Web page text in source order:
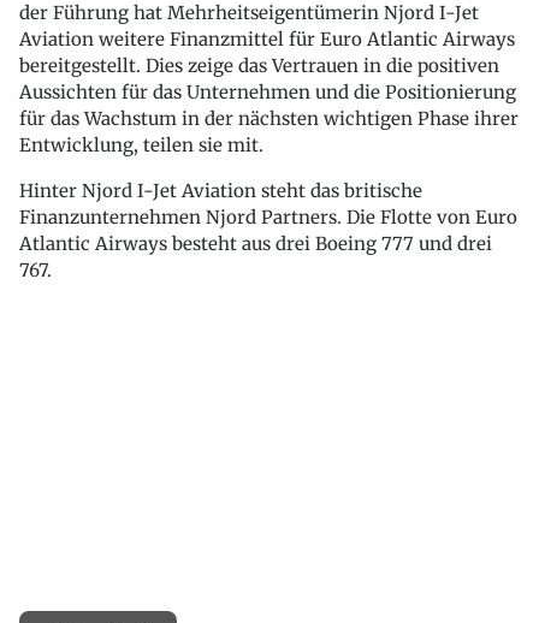
der Führung hat Mehrheitseigentümerin Njord I-Jet
Aviation weitere Finanzmittel für Euro Atlantic Airways
bereitgestellt. Dies zeige das Vertrauen in die positiven
Aussichten für das Unternehmen und die Positionierung
für das Wachstum in der nächsten wichtigen Phase ihrer
Entwicklung, teilen sie mit.
Hinter Njord I-Jet Aviation steht das britische
Finanzunternehmen Njord Partners. Die Flotte von Euro
Atlantic Airways besteht aus drei Boeing 777 und drei
767.